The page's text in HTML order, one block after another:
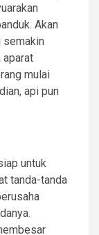
Akan
semakin
aparat
mulai
api pun
untuk
tanda-tanda